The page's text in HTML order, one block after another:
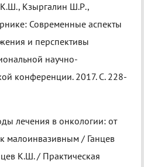
Кзыргалин Ш.Р.,
Современные аспекты
и перспективы
научно-
конференции. 2017. С. 228-
лечения в онкологии: от
малоинвазивным / Ганцев
К.Ш. / Практическая